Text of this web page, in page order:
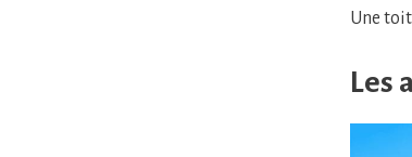
Une
Les